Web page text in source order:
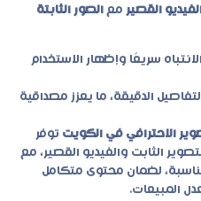
القصير مع الصور الثابتة
سريعًا وإظهار الاستخدام
الدقيقة، ما يعزز مصداقية
الاحترافي في الكويت توفر
الثابت والفيديو القصير، مع
لضمان محتوى متكامل
المبيعات.